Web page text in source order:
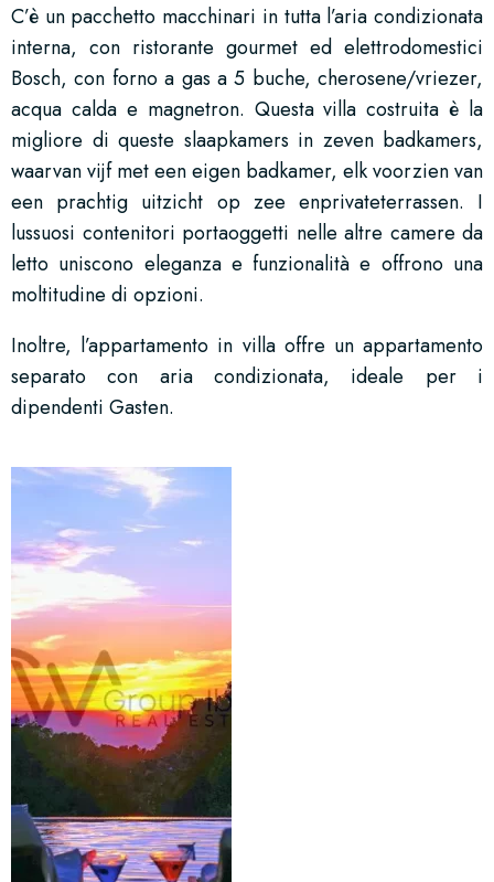
C’è un pacchetto macchinari in tutta l’aria condizionata
interna, con ristorante gourmet ed elettrodomestici
Bosch, con forno a gas a 5 buche, cherosene/vriezer,
acqua calda e magnetron. Questa villa costruita è la
migliore di queste slaapkamers in zeven badkamers,
waarvan vijf met een eigen badkamer, elk voorzien van
een prachtig uitzicht op zee enprivateterrassen. I
lussuosi contenitori portaoggetti nelle altre camere da
letto uniscono eleganza e funzionalità e offrono una
moltitudine di opzioni.
Inoltre, l’appartamento in villa offre un appartamento
separato con aria condizionata, ideale per i
dipendenti Gasten.